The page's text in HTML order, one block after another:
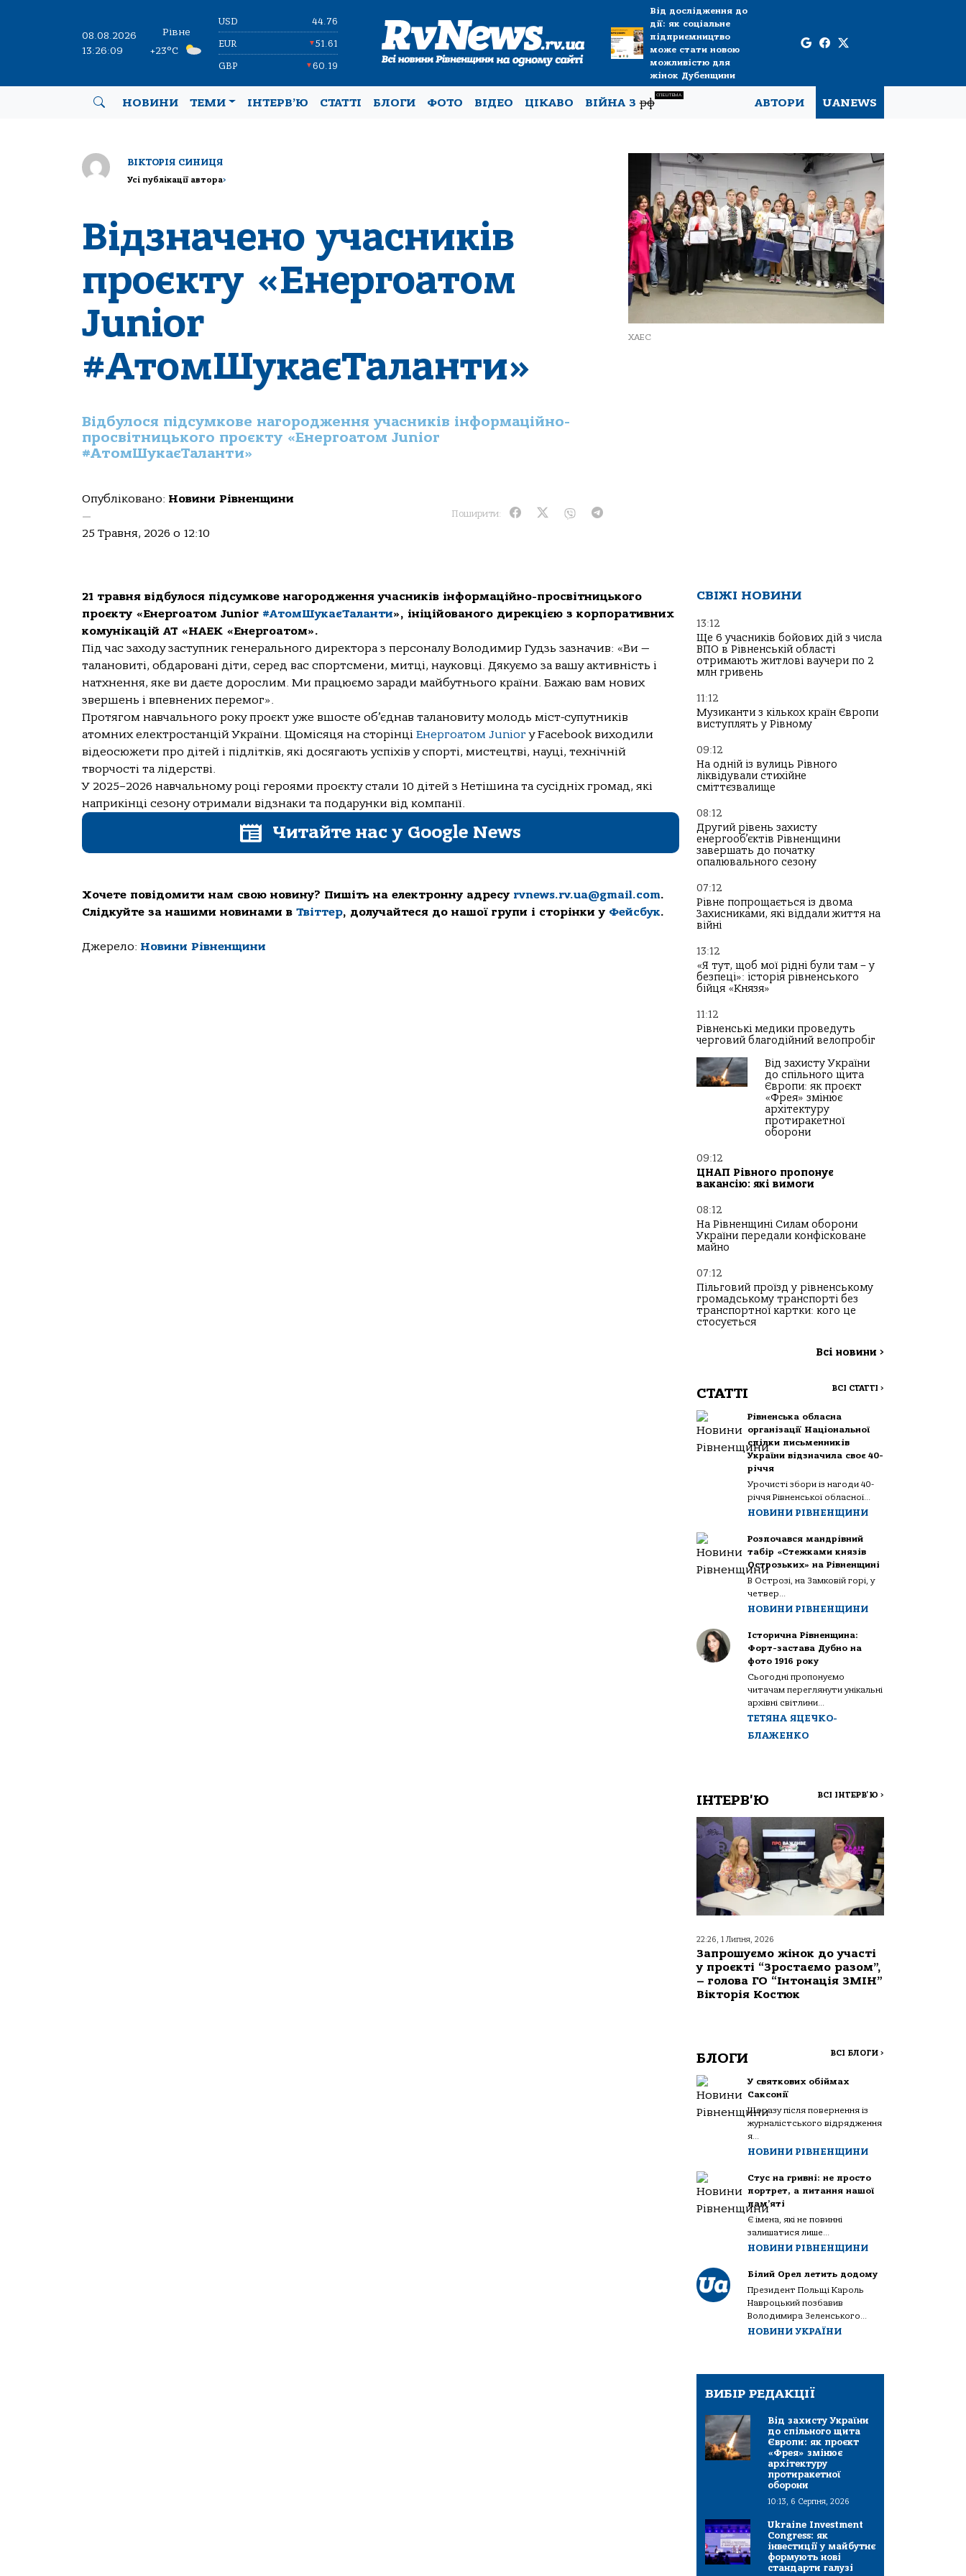
08.08.2026
13:26:09
Рівне
+23°C
USD 44.76
EUR ▼51.61
GBP ▼60.19
Від дослідження до
дії: як соціальне
підприємництво
може стати новою
можливістю для
жінок Дубенщини
НОВИНИ ТЕМИ ІНТЕРВ’Ю СТАТТІ БЛОГИ ФОТО ВІДЕО ЦІКАВО ВІЙНА Зрф
СПЕЦТЕМА
АВТОРИ UANEWS
ВІКТОРІЯ СИНИЦЯ
Усі публікації автора>
Відзначено учасників
проєкту «Енергоатом
Junior
#АтомШукаєТаланти»
Відбулося підсумкове нагородження учасників інформаційно-
просвітницького проєкту «Енергоатом Junior
#АтомШукаєТаланти»
Опубліковано: Новини Рівненщини
—
25 Травня, 2026 о 12:10
Поширити:
ХАЕС
21 травня відбулося підсумкове нагородження учасників інформаційно-просвітницького
проєкту «Енергоатом Junior #АтомШукаєТаланти», ініційованого дирекцією з корпоративних
комунікацій АТ «НАЕК «Енергоатом».
Під час заходу заступник генерального директора з персоналу Володимир Гудзь зазначив: «Ви —
талановиті, обдаровані діти, серед вас спортсмени, митці, науковці. Дякуємо за вашу активність і
натхнення, яке ви даєте дорослим. Ми працюємо заради майбутнього країни. Бажаю вам нових
звершень і впевнених перемог».
Протягом навчального року проєкт уже вшосте об’єднав талановиту молодь міст-супутників
атомних електростанцій України. Щомісяця на сторінці Енергоатом Junior у Facebook виходили
відеосюжети про дітей і підлітків, які досягають успіхів у спорті, мистецтві, науці, технічній
творчості та лідерстві.
У 2025–2026 навчальному році героями проєкту стали 10 дітей з Нетішина та сусідніх громад, які
наприкінці сезону отримали відзнаки та подарунки від компанії.
Читайте нас у Google News
Хочете повідомити нам свою новину? Пишіть на електронну адресу rvnews.rv.ua@gmail.com.
Слідкуйте за нашими новинами в Твіттер, долучайтеся до нашої групи і сторінки у Фейсбук.
Джерело: Новини Рівненщини
СВІЖІ НОВИНИ
13:12
Ще 6 учасників бойових дій з числа
ВПО в Рівненській області
отримають житлові ваучери по 2
млн гривень
11:12
Музиканти з кількох країн Європи
виступлять у Рівному
09:12
На одній із вулиць Рівного
ліквідували стихійне
сміттєзвалище
08:12
Другий рівень захисту
енергооб’єктів Рівненщини
завершать до початку
опалювального сезону
07:12
Рівне попрощається із двома
Захисниками, які віддали життя на
війні
13:12
«Я тут, щоб мої рідні були там – у
безпеці»: історія рівненського
бійця «Князя»
11:12
Рівненські медики проведуть
черговий благодійний велопробіг
Від захисту України
до спільного щита
Європи: як проєкт
«Фрея» змінює
архітектуру
протиракетної
оборони
09:12
ЦНАП Рівного пропонує
вакансію: які вимоги
08:12
На Рівненщині Силам оборони
України передали конфісковане
майно
07:12
Пільговий проїзд у рівненському
громадському транспорті без
транспортної картки: кого це
стосується
Всі новини >
СТАТТІ ВСІ СТАТТІ >
Рівненська обласна
організації Національної
спілки письменників
України відзначила своє 40-
річчя
Урочисті збори із нагоди 40-
річчя Рівненської обласної...
НОВИНИ РІВНЕНЩИНИ
Розпочався мандрівний
табір «Стежками князів
Острозьких» на Рівненщині
В Острозі, на Замковій горі, у
четвер...
НОВИНИ РІВНЕНЩИНИ
Історична Рівненщина:
Форт-застава Дубно на
фото 1916 року
Сьогодні пропонуємо
читачам переглянути унікальні
архівні світлини...
ТЕТЯНА ЯЦЕЧКО-
БЛАЖЕНКО
ІНТЕРВ'Ю ВСІ ІНТЕРВ'Ю >
22:26, 1 Липня, 2026
Запрошуємо жінок до участі
у проєкті “Зростаємо разом”,
– голова ГО “Інтонація ЗМІН”
Вікторія Костюк
БЛОГИ ВСІ БЛОГИ >
У святкових обіймах
Саксонії
Щоразу після повернення із
журналістського відрядження
я...
НОВИНИ РІВНЕНЩИНИ
Стус на гривні: не просто
портрет, а питання нашої
пам’яті
Є імена, які не повинні
залишатися лише...
НОВИНИ РІВНЕНЩИНИ
Білий Орел летить додому
Президент Польщі Кароль
Навроцький позбавив
Володимира Зеленського...
НОВИНИ УКРАЇНИ
ВИБІР РЕДАКЦІЇ
Від захисту України
до спільного щита
Європи: як проєкт
«Фрея» змінює
архітектуру
протиракетної
оборони
10:13, 6 Серпня, 2026
Ukraine Investment
Congress: як
інвестиції у майбутнє
формують нові
стандарти галузі